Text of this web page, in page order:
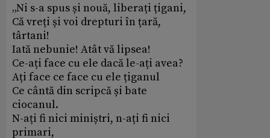
„Ni s-a spus și nouă, liberați țigani,
Că vreți și voi drepturi în țară,
târtani!
Iată nebunie! Atât vă lipsea!
Ce-ați face cu ele dacă le-ați avea?
Ați face ce face cu ele țiganul
Ce cântă din scripcă și bate
ciocanul.
N-ați fi nici miniștri, n-ați fi nici
primari,